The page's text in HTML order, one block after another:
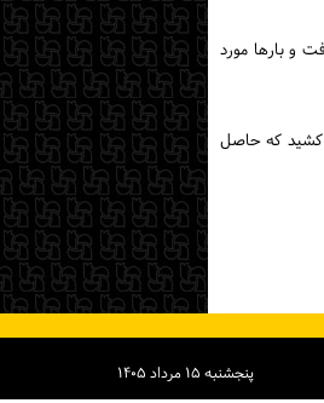
یافت و بارها مورد
کشید که حاصل
پنجشنبه ۱۵ مرداد ۱۴۰۵